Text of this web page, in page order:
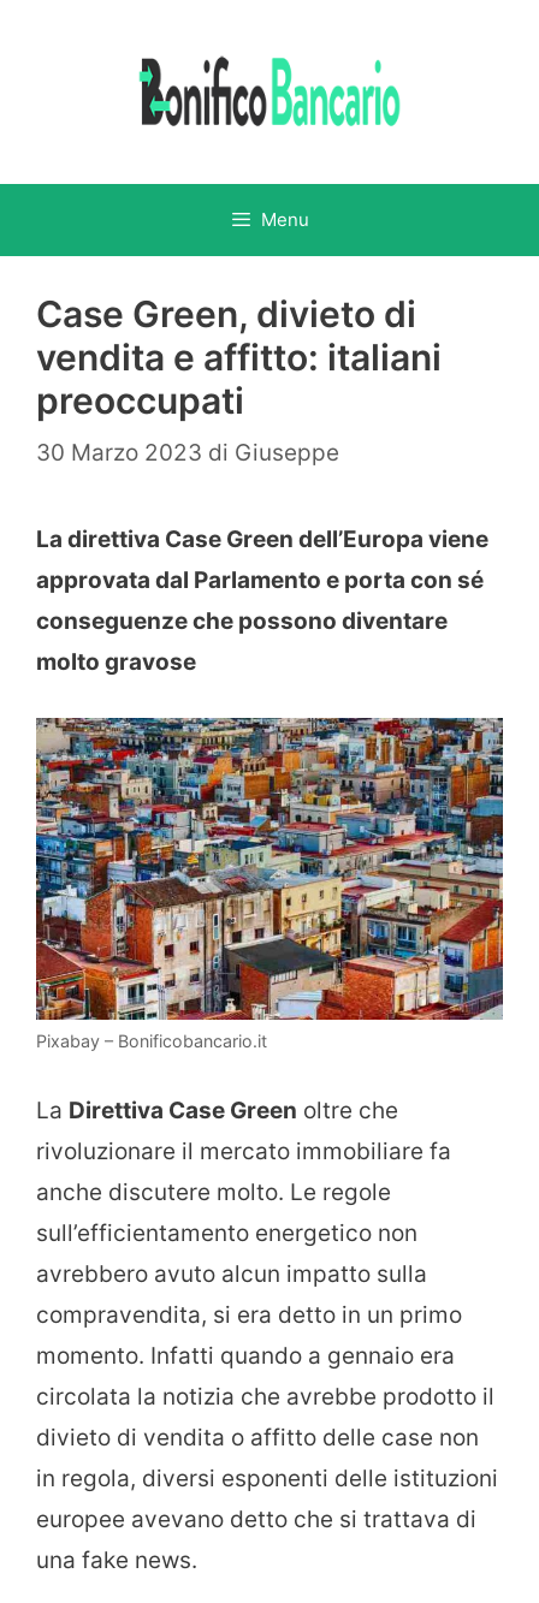
Menu
Case Green, divieto di
vendita e affitto: italiani
preoccupati
30 Marzo 2023 di Giuseppe
La direttiva Case Green dell’Europa viene
approvata dal Parlamento e porta con sé
conseguenze che possono diventare
molto gravose
Pixabay – Bonificobancario.it
La Direttiva Case Green oltre che
rivoluzionare il mercato immobiliare fa
anche discutere molto. Le regole
sull’efficientamento energetico non
avrebbero avuto alcun impatto sulla
compravendita, si era detto in un primo
momento. Infatti quando a gennaio era
circolata la notizia che avrebbe prodotto il
divieto di vendita o affitto delle case non
in regola, diversi esponenti delle istituzioni
europee avevano detto che si trattava di
una fake news.